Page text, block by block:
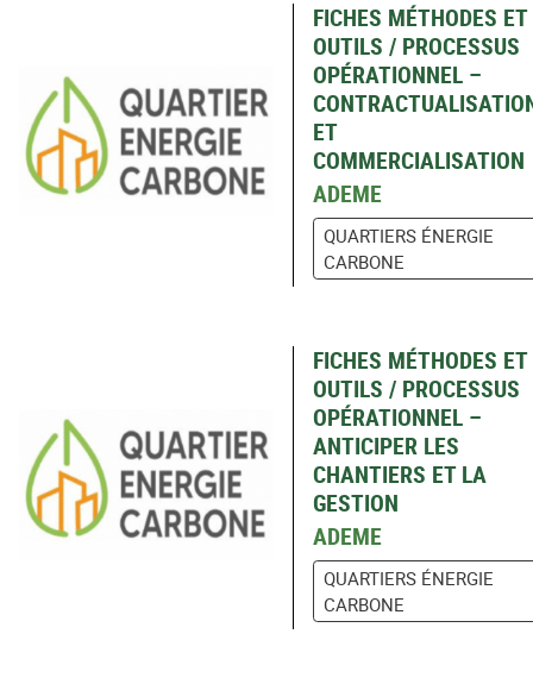
FICHES MÉTHODES ET
OUTILS / PROCESSUS
OPÉRATIONNEL –
ET
COMMERCIALISATION
ADEME
QUARTIERS ÉNERGIE
CARBONE
FICHES MÉTHODES ET
OUTILS / PROCESSUS
OPÉRATIONNEL –
ANTICIPER LES
CHANTIERS ET LA
GESTION
ADEME
QUARTIERS ÉNERGIE
CARBONE